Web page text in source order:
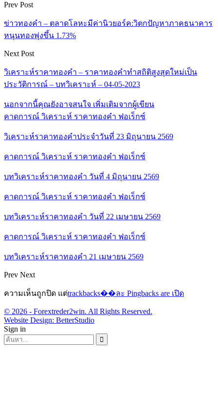
Prev Post
ข่าวทองคำ – ตลาดโลหะมีค่านิวยอร์ค:วิตกปัญหาภาคธนาคาร
หนุนทองพุ่งขึ้น 1.73%
Next Post
วิเคราะห์ราคาทองคำ – ราคาทองคำทำสถิติสูงสุดใหม่เป็น
ประวัติการณ์ – บทวิเคราะห์ – 04-05-2023
นอกจากนี้คุณยังอาจสนใจ เพิ่มเติมจากผู้เขียน
คาดการณ์ วิเคราะห์ ราคาทองคำ ฟอเร็กซ์
วิเคราะห์ราคาทองคำประจำวันที่ 23 มิถุนายน 2569
คาดการณ์ วิเคราะห์ ราคาทองคำ ฟอเร็กซ์
บทวิเคราะห์ราคาทองคำ วันที่ 4 มิถุนายน 2569
คาดการณ์ วิเคราะห์ ราคาทองคำ ฟอเร็กซ์
บทวิเคราะห์ราคาทองคำ วันที่ 22 เมษายน 2569
คาดการณ์ วิเคราะห์ ราคาทองคำ ฟอเร็กซ์
บทวิเคราะห์ราคาทองคำ 21 เมษายน 2569
Prev Next
ความเห็นถูกปิด แต่trackbacks��ละ Pingbacks are เปิด
© 2026 - Forextreder2win. All Rights Reserved.
Website Design: BetterStudio
Sign in